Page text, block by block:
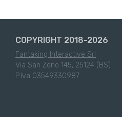
COPYRIGHT 2018-2026
Fantaking Interactive Srl
Via San Zeno 145, 25124 (BS)
P.Iva 03549330987